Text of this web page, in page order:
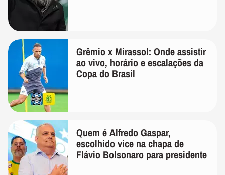
Grêmio x Mirassol: Onde assistir
ao vivo, horário e escalações da
Copa do Brasil
Quem é Alfredo Gaspar,
escolhido vice na chapa de
Flávio Bolsonaro para presidente